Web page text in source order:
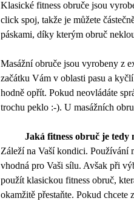
Klasické fitness obruče jsou
click spoj, takže je můžete
páskami, díky kterým obruč
Masážní obruče jsou vyrobeny z
začátku Vám v oblasti pasu a
hodně opřít. Pokud neovládáte
trochu peklo :-). U masážních
Jaká fitness obruč je tedy
Záleží na Vaší kondici. Používání
vhodná pro Vaši sílu. Avšak při
použít klasickou fitness obruč,
okamžitě přestaňte. Pokud